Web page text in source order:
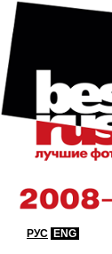
РУС ENG